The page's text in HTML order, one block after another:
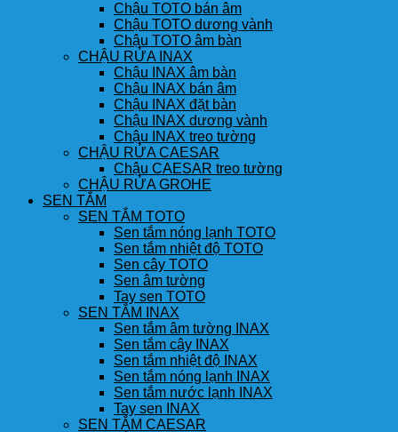
Chậu TOTO bán âm
Chậu TOTO dương vành
Chậu TOTO âm bàn
CHẬU RỬA INAX
Chậu INAX âm bàn
Chậu INAX bán âm
Chậu INAX đặt bàn
Chậu INAX dương vành
Chậu INAX treo tường
CHẬU RỬA CAESAR
Chậu CAESAR treo tường
CHẬU RỬA GROHE
SEN TẮM
SEN TẮM TOTO
Sen tắm nóng lạnh TOTO
Sen tắm nhiệt độ TOTO
Sen cây TOTO
Sen âm tường
Tay sen TOTO
SEN TẮM INAX
Sen tắm âm tường INAX
Sen tắm cây INAX
Sen tắm nhiệt độ INAX
Sen tắm nóng lạnh INAX
Sen tắm nước lạnh INAX
Tay sen INAX
SEN TẮM CAESAR